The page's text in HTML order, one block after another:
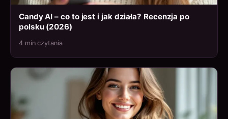
Candy AI – co to jest i jak działa? Recenzja po
polsku (2026)
4 min czytania